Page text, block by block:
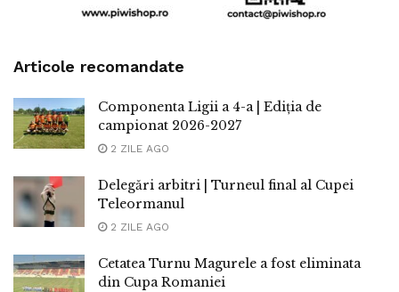
Articole recomandate
Componenta Ligii a 4-a | Ediția de
campionat 2026-2027
2 ZILE AGO
Delegări arbitri | Turneul final al Cupei
Teleormanul
2 ZILE AGO
Cetatea Turnu Magurele a fost eliminata
din Cupa Romaniei